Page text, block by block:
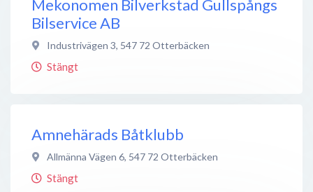
Mekonomen Bilverkstad Gullspångs
Bilservice AB
Industrivägen 3, 547 72 Otterbäcken
Stängt
Amnehärads Båtklubb
Allmänna Vägen 6, 547 72 Otterbäcken
Stängt